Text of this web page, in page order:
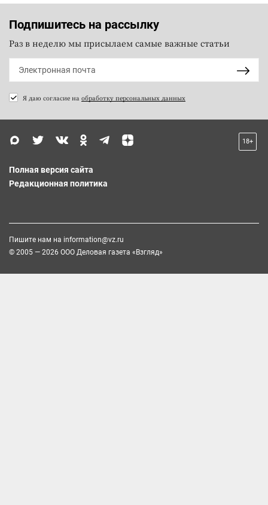
Подпишитесь на рассылку
Раз в неделю мы присылаем самые важные статьи
Я даю согласие на обработку персональных данных
18+
Полная версия сайта
Редакционная политика
Пишите нам на information@vz.ru
© 2005 — 2026 ООО Деловая газета «Взгляд»